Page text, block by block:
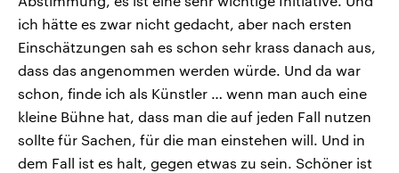
ich hätte es zwar nicht gedacht, aber nach ersten
Einschätzungen sah es schon sehr krass danach aus,
dass das angenommen werden würde. Und da war
schon, finde ich als Künstler … wenn man auch eine
kleine Bühne hat, dass man die auf jeden Fall nutzen
sollte für Sachen, für die man einstehen will. Und in
dem Fall ist es halt, gegen etwas zu sein. Schöner ist